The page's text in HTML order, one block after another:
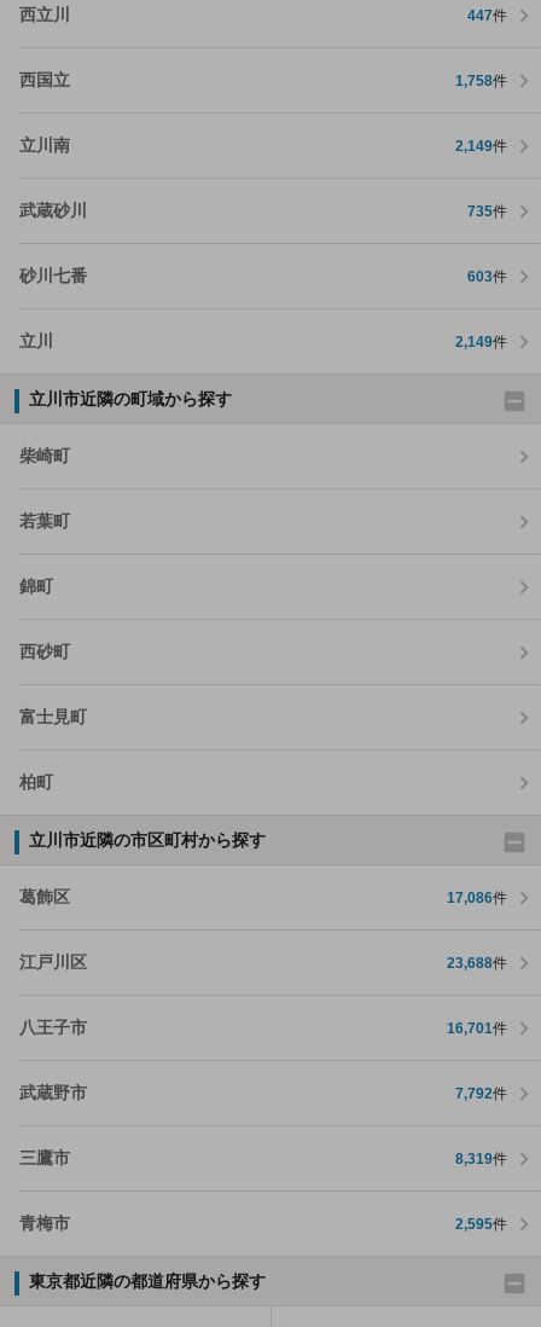
西立川 447件
西国立 1,758件
立川南 2,149件
武蔵砂川 735件
砂川七番 603件
立川 2,149件
立川市近隣の町域から探す
柴崎町
若葉町
錦町
西砂町
富士見町
柏町
立川市近隣の市区町村から探す
葛飾区 17,086件
江戸川区 23,688件
八王子市 16,701件
武蔵野市 7,792件
三鷹市 8,319件
青梅市 2,595件
東京都近隣の都道府県から探す